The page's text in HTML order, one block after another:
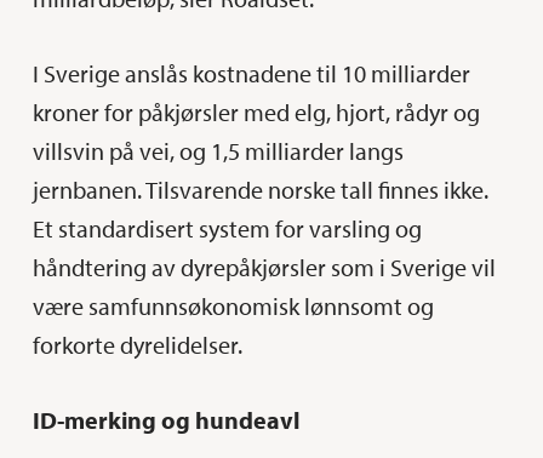
I Sverige anslås kostnadene til 10 milliarder
kroner for påkjørsler med elg, hjort, rådyr og
villsvin på vei, og 1,5 milliarder langs
jernbanen. Tilsvarende norske tall finnes ikke.
Et standardisert system for varsling og
håndtering av dyrepåkjørsler som i Sverige vil
være samfunnsøkonomisk lønnsomt og
forkorte dyrelidelser.
ID-merking og hundeavl